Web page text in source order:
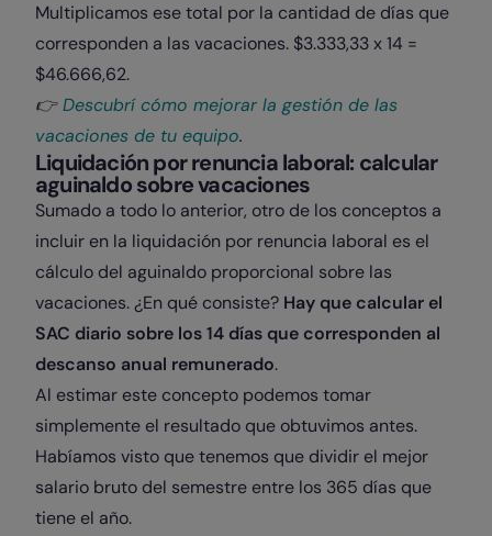
Multiplicamos ese total por la cantidad de días que
corresponden a las vacaciones. $3.333,33 x 14 =
$46.666,62.
👉Descubrí cómo mejorar la gestión de las
vacaciones de tu equipo.
Liquidación por renuncia laboral: calcular
aguinaldo sobre vacaciones
Sumado a todo lo anterior, otro de los conceptos a
incluir en la liquidación por renuncia laboral es el
cálculo del aguinaldo proporcional sobre las
vacaciones. ¿En qué consiste? Hay que calcular el
SAC diario sobre los 14 días que corresponden al
descanso anual remunerado.
Al estimar este concepto podemos tomar
simplemente el resultado que obtuvimos antes.
Habíamos visto que tenemos que dividir el mejor
salario bruto del semestre entre los 365 días que
tiene el año.